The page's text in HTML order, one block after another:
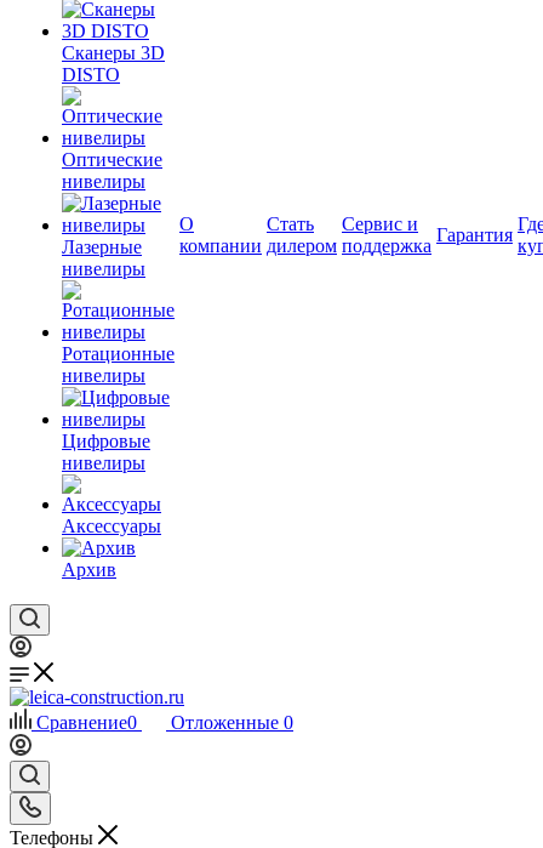
Сканеры 3D
DISTO
Оптические
нивелиры
Лазерные
нивелиры
Ротационные
нивелиры
Цифровые
нивелиры
Аксессуары
Архив
О
компании
Стать
дилером
Сервис и
поддержка
Гарантия
Сравнение0 Отложенные 0
Телефоны